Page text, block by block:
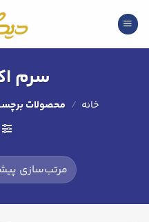
content
سرم
خانه / محصولات